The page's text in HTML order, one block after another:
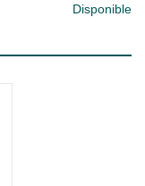
Disponible